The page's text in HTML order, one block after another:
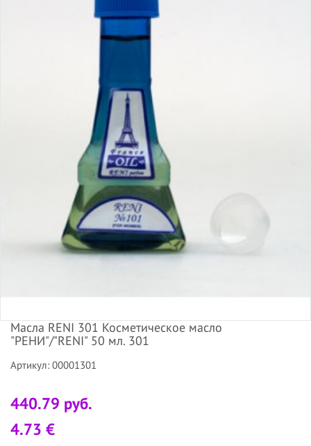
Масла RENI 301 Косметическое масло
"РЕНИ"/"RENI" 50 мл. 301
Артикул: 00001301
440.79 руб.
4.73 €